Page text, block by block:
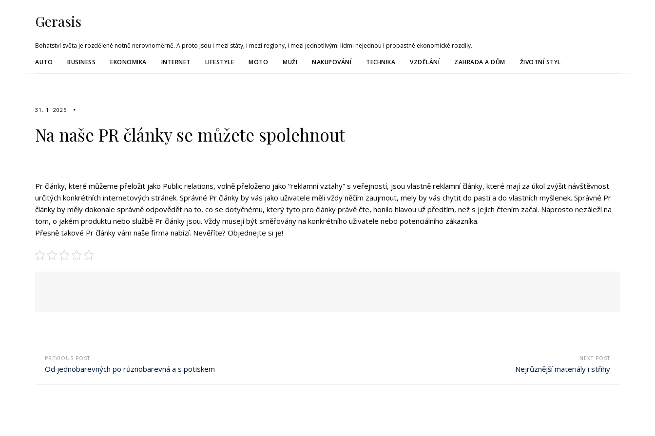
Gerasis
Bohatství světa je rozdělené notně nerovnoměrně. A proto jsou i mezi státy, i mezi regiony, i mezi jednotlivými lidmi nejednou i propastné ekonomické rozdíly.
AUTO
BUSINESS EKONOMIKA INTERNET LIFESTYLE MOTO MUŽI NAKUPOVÁNÍ TECHNIKA VZDĚLÁNÍ ZAHRADA A DŮM ŽIVOTNÍ STYL
31. 1. 2025
Na naše PR články se můžete spolehnout
Pr články, které můžeme přeložit jako Public relations, volně přeloženo jako “reklamní vztahy” s veřejností, jsou vlastně reklamní články, které mají za úkol zvýšit návštěvnost
určitých konkrétních internetových stránek. Správné Pr články by vás jako uživatele měli vždy něčím zaujmout, mely by vás chytit do pasti a do vlastních myšlenek. Správné Pr
články by měly dokonale správně odpovědět na to, co se dotyčnému, který tyto pro články právě čte, honilo hlavou už předtím, než s jejich čtením začal. Naprosto nezáleží na
tom, o jakém produktu nebo službě Pr články jsou. Vždy musejí být směřovány na konkrétního uživatele nebo potenciálního zákazníka.
Přesně takové Pr články vám naše firma nabízí. Nevěříte? Objednejte si je!
PREVIOUS POST
Od jednobarevných po různobarevná a s potiskem
NEXT POST
Nejrůznější materiály i střihy